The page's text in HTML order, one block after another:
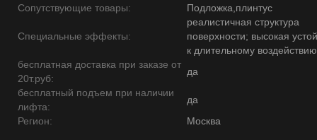
Сопутствующие товары:
Подложка,плинтус
Специальные эффекты:
реалистичная структура
поверхности; высокая
к длительному
бесплатная доставка при заказе от
20т.руб:
да
бесплатный подъем при наличии
лифта:
да
Регион:
Москва